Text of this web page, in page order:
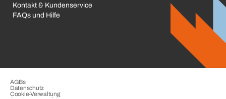
Kontakt & Kundenservice
FAQs und Hilfe
AGBs
Datenschutz
Cookie-Verwaltung